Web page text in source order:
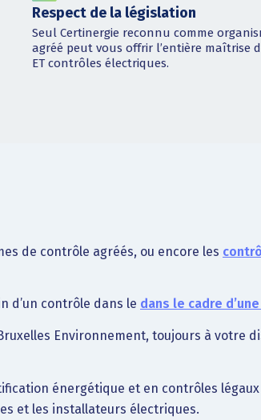
Respect de la législation
Seul Certinergie reconnu comme
agréé peut vous offrir l’entière maîtrise
ET contrôles électriques.
de contrôle agréés, ou encore les
d’un contrôle dans le dans le cadre
Environnement, toujours à votre
énergétique et en contrôles
et les installateurs électriques.